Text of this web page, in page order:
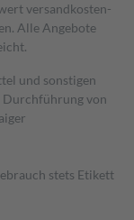
versand­kosten­
Alle Angebote
und sonstigen
Durchführung von
stets Etikett